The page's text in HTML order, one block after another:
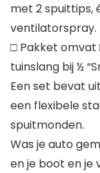
met 2 spuittips,
ventilatorspray.
□ Pakket
tuinslang bij ½
Een set bevat
een flexibele
spuitmonden.
Was je auto
en je boot en je